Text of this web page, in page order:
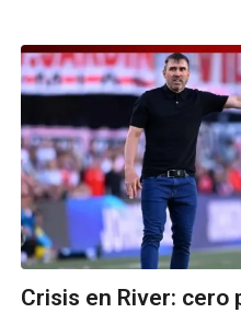
Crisis en River: cero